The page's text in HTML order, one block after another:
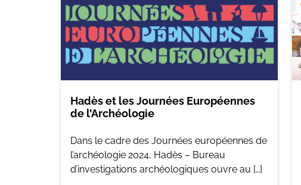
Hadès et les Journées Européennes
de l’Archéologie
Dans le cadre des Journées européennes de
l’archéologie 2024, Hadès – Bureau
d’investigations archéologiques ouvre au […]